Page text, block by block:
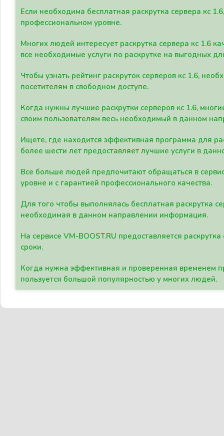
Если необходима бесплатная раскрутка сервера кс
профессиональном уровне.
Многих людей интересует раскрутка сервера кс 1.6
все необходимые услуги по раскрутке на выгодных
Чтобы узнать рейтинг раскруток серверов кс 1.6,
посетителям в свободном доступе.
Когда нужны лучшие раскрутки серверов кс 1.6,
своим пользователям весь необходимый в данном
Ищете, где находится эффективная программа для
более шести лет предоставляет лучшие услуги в
Все больше людей предпочитают обращаться в
уровне и с гарантией профессионального качества.
Для того чтобы выполнялась бесплатная раскрутка
необходимая в данном направлении информация.
На сервисе VM-BOOST.RU предоставляется
сроки.
Когда нужна эффективная и проверенная временем
пользуется большой популярностью у многих людей.